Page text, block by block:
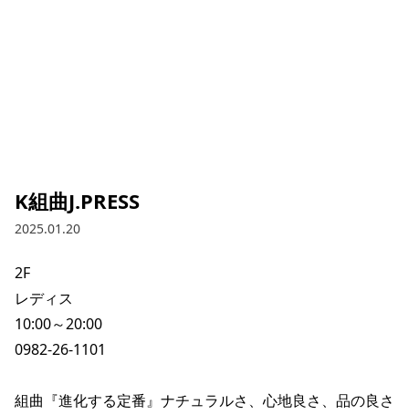
K組曲J.PRESS
2025.01.20
2F
レディス
10:00～20:00
0982-26-1101
組曲『進化する定番』ナチュラルさ、心地良さ、品の良さ